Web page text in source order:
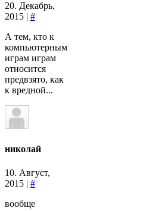
20. Декабрь,
2015 | #
А тем, кто к
компьютерным
играм играм
относится
предвзято, как
к вредной...
николай
10. Август,
2015 | #
вообще